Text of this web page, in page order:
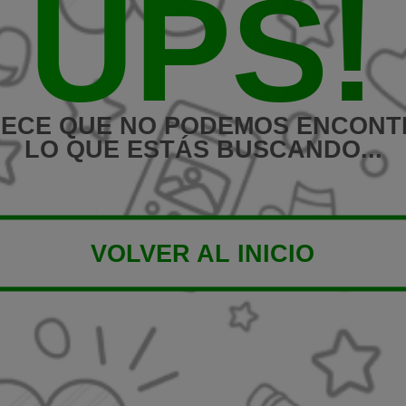
UPS!
QUE NO PODEMOS
LO QUE ESTÁS BUSCANDO...
VOLVER AL INICIO